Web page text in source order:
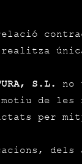
realitza
S.L.
no
de
per